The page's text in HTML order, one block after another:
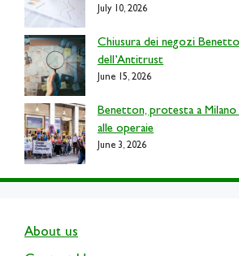
July 10, 2026
Chiusura dei negozi
dell’Antitrust
June 15, 2026
Benetton, protesta a
alle operaie
June 3, 2026
About us